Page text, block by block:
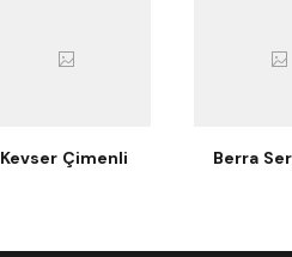
Kevser Çimenli Berra